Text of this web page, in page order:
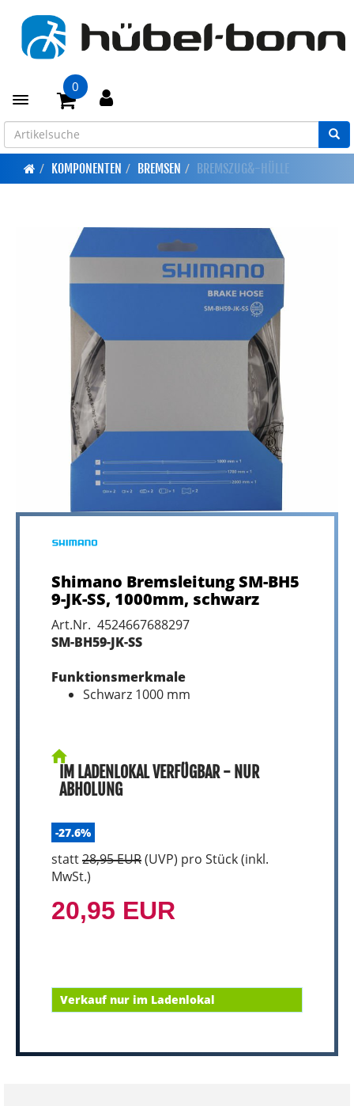
Toggle navigation
0
KOMPONENTEN BREMSEN BREMSZUG&-HÜLLE
Shimano Bremsleitung SM-BH5
9-JK-SS, 1000mm, schwarz
Art.Nr. 4524667688297
SM-BH59-JK-SS
Funktionsmerkmale
Schwarz 1000 mm
IM LADENLOKAL VERFÜGBAR - NUR
ABHOLUNG
-27.6%
statt28,95 EUR(UVP) pro Stück (inkl.
MwSt.)
20,95 EUR
Verkauf nur im Ladenlokal